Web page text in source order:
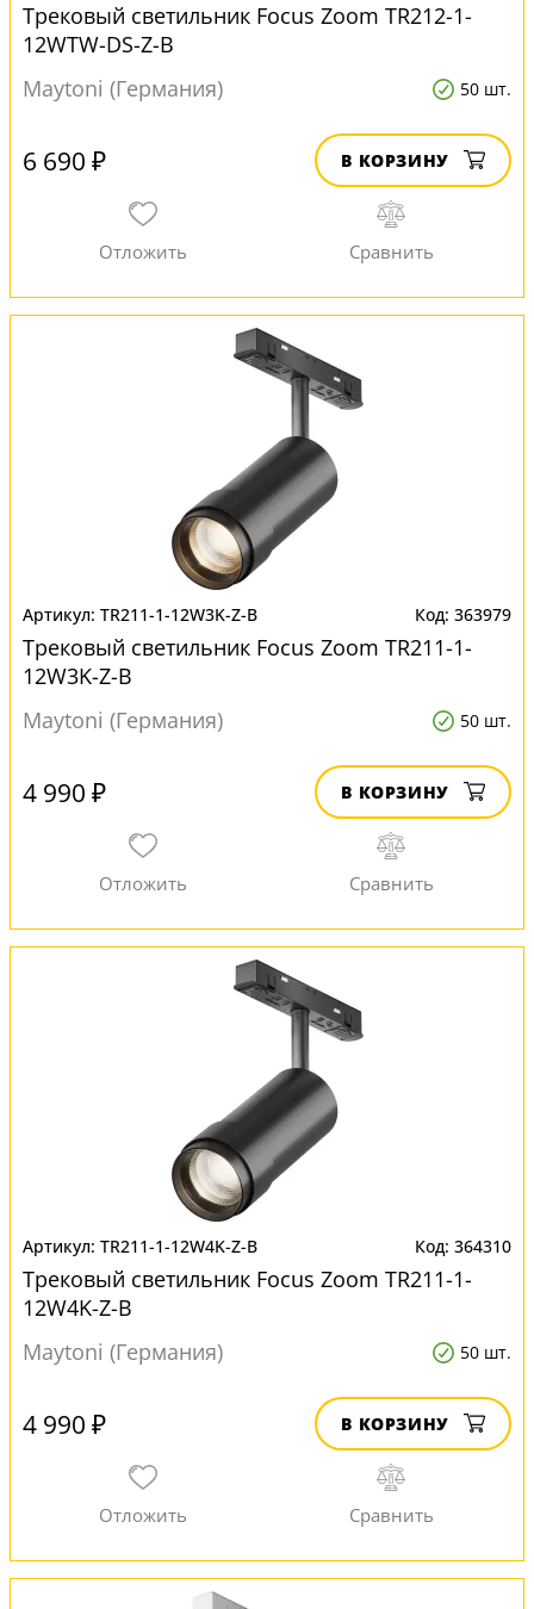
Трековый светильник Focus Zoom TR212-1-
12WTW-DS-Z-B
Maytoni (Германия)
50 шт.
6 690 ₽ В КОРЗИНУ
TR211-1-12W3K-Z-B 363979
Трековый светильник Focus Zoom TR211-1-
12W3K-Z-B
Maytoni (Германия)
50 шт.
4 990 ₽ В КОРЗИНУ
TR211-1-12W4K-Z-B 364310
Трековый светильник Focus Zoom TR211-1-
12W4K-Z-B
Maytoni (Германия)
50 шт.
4 990 ₽ В КОРЗИНУ